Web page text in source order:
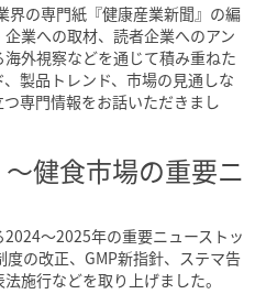
界の専門紙『健康産業新聞』の編
業への取材、読者企業へのアン
外視察などを通じて積み重ねた
製品トレンド、市場の見通しな
専門情報をお話いただきまし
健食市場の重要ニ
〜2025年の重要ニューストッ
の改正、GMP新指針、ステマ告
施行などを取り上げました。